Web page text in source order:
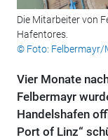
Die Mitarbeiter von
Hafentores.
© Foto: Felbermayr/
Vier Monate
Felbermayr
Handelshafen
Port of Linz“